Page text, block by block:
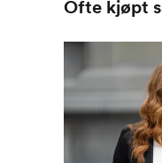
Ofte kjøpt